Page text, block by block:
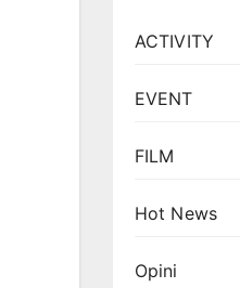
ACTIVITY
EVENT
FILM
Hot News
Opini